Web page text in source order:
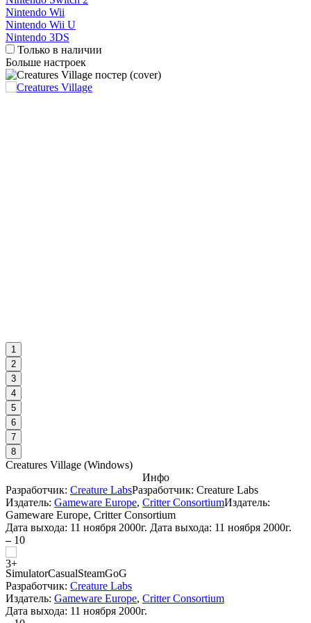
Nintendo Wii
Nintendo Wii U
Nintendo 3DS
Только в наличии
Больше настроек
1
2
3
4
5
6
7
8
Creatures Village (Windows)
Инфо
Разработчик: Creature LabsРазработчик: Creature Labs
Издатель: Gameware Europe, Critter ConsortiumИздатель:
Gameware Europe, Critter Consortium
Дата выхода: 11 ноября 2000г. Дата выхода: 11 ноября 2000г.
– 10
SimulatorCasualSteamGoG
Разработчик: Creature Labs
Издатель: Gameware Europe, Critter Consortium
Дата выхода: 11 ноября 2000г.